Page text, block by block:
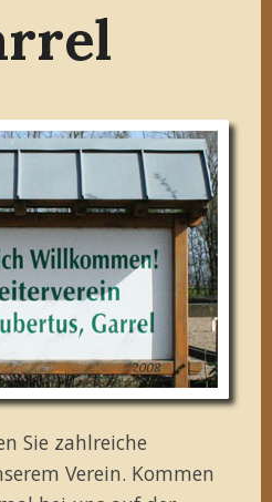
Sie zahlreiche
Verein. Kommen